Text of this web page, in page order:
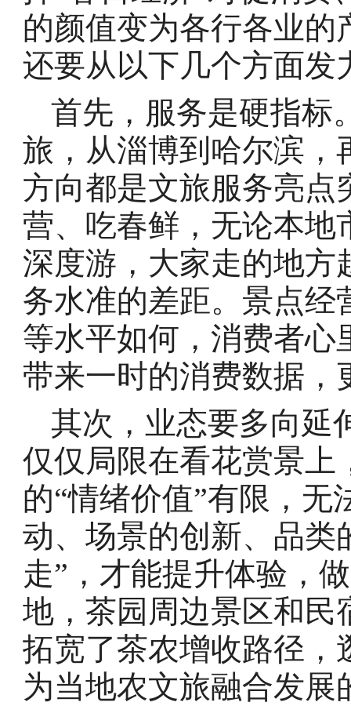
的颜值变为各行各业
还要从以下几个方面发
首先，服务是硬指标
旅，从淄博到哈尔滨，
方向都是文旅服务亮点
营、吃春鲜，无论本地
深度游，大家走的地方
务水准的差距。景点经
等水平如何，消费者心
带来一时的消费数据，
其次，业态要多向延
仅仅局限在看花赏景上
的“情绪价值”有限，
动、场景的创新、品类
走”，才能提升体验，
地，茶园周边景区和民
拓宽了茶农增收路径，
为当地农文旅融合发